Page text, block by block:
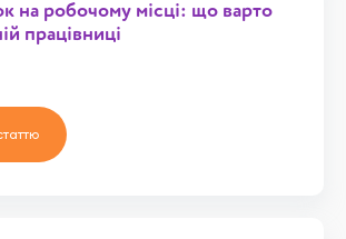
на робочому місці: що варто
працівниці